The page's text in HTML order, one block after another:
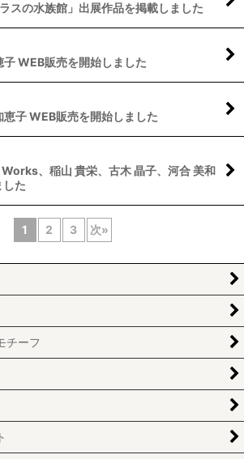
スの水族館」出展作品を掲載しました
WEB販売を開始しました
恵子 WEB販売を開始しました
、稲山 貴栄、古木 晶子、河合 美和
た
1 2 3 次»
チーフ